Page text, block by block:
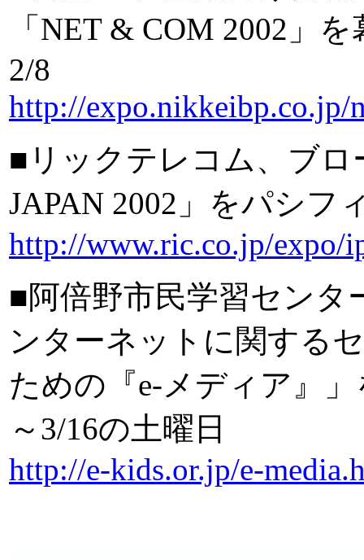
「NET & COM 2002」
2/8
http://expo.nikkeibp.co.jp/
■リックテレコム、ブロ
JAPAN 2002」をパシフ
http://www.ric.co.jp/expo/
■阿倍野市民学習センタ
ンターネットに関する
ための『e-メディア』
～3/16の土曜日
http://e-kids.or.jp/e-